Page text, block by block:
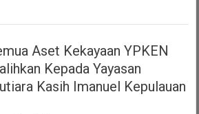
Aset Kekayaan YPKEN
Kepada Yayasan
Kasih Imanuel Kepulauan